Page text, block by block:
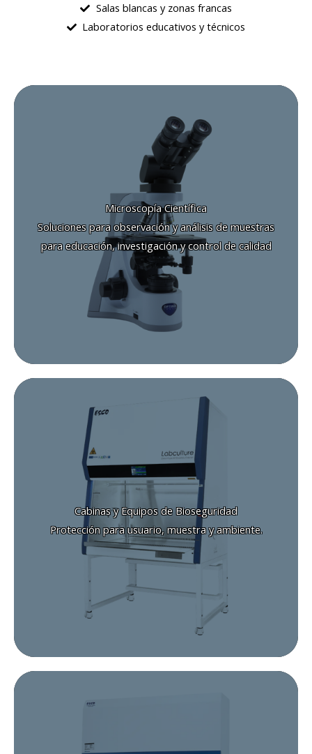
Salas blancas y zonas francas
Laboratorios educativos y técnicos
Microscopía Científica
Soluciones para observación y análisis de muestras
para educación, investigación y control de calidad
Microscopía Científica
Incluye:
Ópticos de rutina
Binoculares / Trinoculares
Digitales
Fluorescencia
Estereomicroscopía
Solicitar cotización
Cabinas y Equipos de Bioseguridad
Protección para usuario, muestra y ambiente.
Cabinas y Equipos de Bioseguridad
Incluye:
Clase I.
Clase II.
Clase III.
Citotóxicos.
Cabinas PCR.
Solicitar cotización